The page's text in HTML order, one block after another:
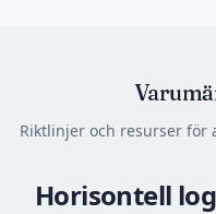
Riktlinjer och resurser för
Horisontell